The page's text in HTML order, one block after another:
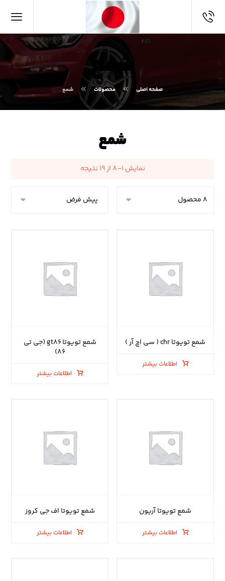
شمع
صفحه اصلی محصولات شمع
شمع
نمایش ۱–۸ از ۱۹ نتیجه
شمع تویوتا chr ( سی اچ آر )
اطلاعات بیشتر
شمع تویوتا gt۸۶ (جی تی
۸۶)
اطلاعات بیشتر
شمع تویوتا آریون
اطلاعات بیشتر
شمع تویوتا اف جی کروز
اطلاعات بیشتر